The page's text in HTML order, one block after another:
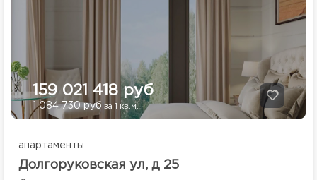
159 021 418 руб
1 084 730 руб за 1 кв.м.
апартаменты
Долгоруковская ул, д 25